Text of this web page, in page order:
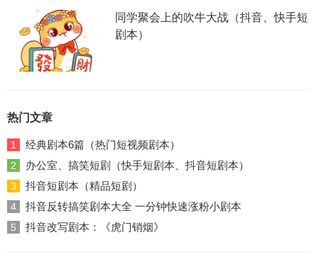
同学聚会上的吹牛大战（抖音、快手短
剧本）
热门文章
1 经典剧本6篇（热门短视频剧本）
2 办公室、搞笑短剧（快手短剧本、抖音短剧本）
3 抖音短剧本（精品短剧）
4 抖音反转搞笑剧本大全 一分钟快速涨粉小剧本
5 抖音改写剧本：《虎门销烟》